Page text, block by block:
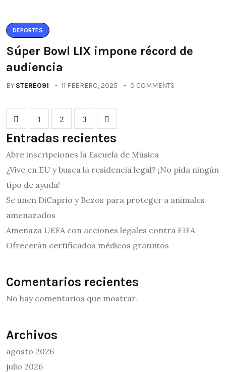
DEPORTES
Súper Bowl LIX impone récord de
audiencia
BY STEREO91 11 FEBRERO, 2025 0 COMMENTS
1 2 3
Entradas recientes
Abre inscripciones la Escuela de Música
¿Vive en EU y busca la residencia legal? ¡No pida ningún
tipo de ayuda!
Se unen DiCaprio y Bezos para proteger a animales
amenazados
Amenaza UEFA con acciones legales contra FIFA
Ofrecerán certificados médicos gratuitos
Comentarios recientes
No hay comentarios que mostrar.
Archivos
agosto 2026
julio 2026